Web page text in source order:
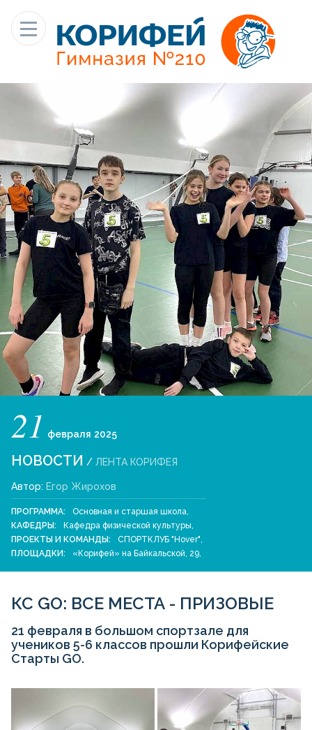
21 февраля 2025
НОВОСТИ / ЛЕНТА КОРИФЕЯ
Автор: Егор Жирохов
ПРОГРАММА: Основная и старшая школа,
КАФЕДРЫ:
Кафедра физической культуры,
ПРОЕКТЫ И КОМАНДЫ:
СПОРТКЛУБ "Hover",
ПЛОЩАДКИ:
«Корифей» на Байкальской, 29,
КС GO: ВСЕ МЕСТА - ПРИЗОВЫЕ
21 февраля в большом спортзале для
учеников 5-6 классов прошли Корифейские
Старты GO.